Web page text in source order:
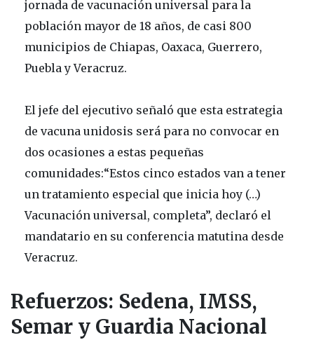
jornada de vacunación universal para la
población mayor de 18 años, de casi 800
municipios de Chiapas, Oaxaca, Guerrero,
Puebla y Veracruz.
El jefe del ejecutivo señaló que esta estrategia
de vacuna unidosis será para no convocar en
dos ocasiones a estas pequeñas
comunidades:“Estos cinco estados van a tener
un tratamiento especial que inicia hoy (…)
Vacunación universal, completa”, declaró el
mandatario en su conferencia matutina desde
Veracruz.
Refuerzos: Sedena, IMSS,
Semar y Guardia Nacional